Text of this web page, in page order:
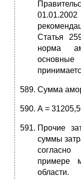
Статья
норма
Сумма
А =
Прочие
суммы
примере
области.